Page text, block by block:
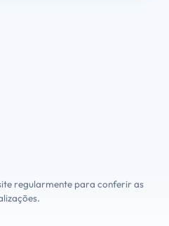
regularmente para conferir as